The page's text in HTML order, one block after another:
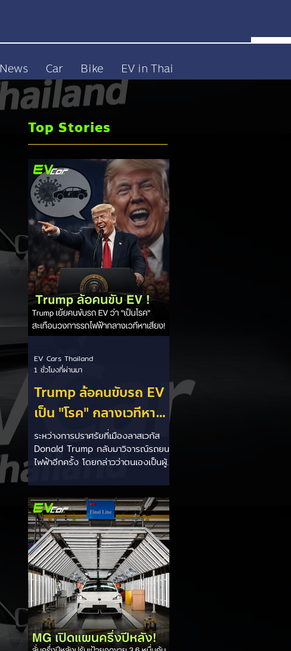
News Car Bike EV in Thai
Top Stories
Trump ล้อคนขับรถ EV
เป็น "โรค" กลางเวทีหา
เสียง! 🚘⚡
ระหว่างการปราศรัยที่เมืองลาสเวกัส
Donald Trump กลับมาวิจารณ์รถยนต์
ไฟฟ้าอีกครั้ง โดยกล่าวว่าตนเองเป็นผู้
ใช้รถยนต์ไฟฟ้าว่าเหมือน "เป็นโรค"
เพราะเริ่มกังวลเรื่องแบตเตอรี่ตั้งแต่ยัง
เหลือไฟจำนวนมาก และคอยมองหาสถา
นีชาร์จอยู่ตลอดเวลา ซึ่งสื่อมองว่า
เป็นการพาดพิงถึงอาการ Range
Anxiety หรือความกังวลเรื่องระยะทาง
วิ่งของรถ EV Trump ยังระบุว่า
ปัจจุบันรถยนต์ไฟฟ้ามีสัดส่วนเพียง
ประมาณ 7% ของยอดขายรถใหม่ใน
สหรัฐฯ และใช้ตัวเลขนี้เป็นเหตุผล
ประกอบว่า...
EV Cars Thailand
1 ชั่วโมงที่ผ่านมา